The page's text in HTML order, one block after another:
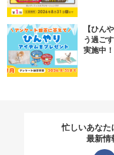
【ひん
う過ご
実施中！
忙しいあなた
最新情